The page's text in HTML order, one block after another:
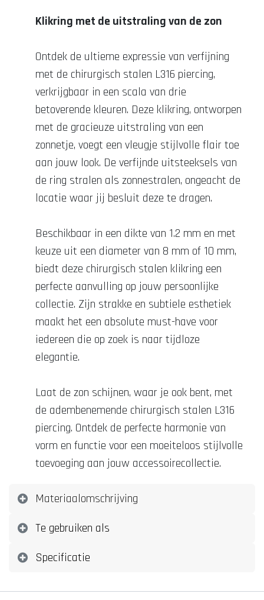
Klikring met de uitstraling van de zon
Ontdek de ultieme expressie van verfijning
met de chirurgisch stalen L316 piercing,
verkrijgbaar in een scala van drie
betoverende kleuren. Deze klikring, ontworpen
met de gracieuze uitstraling van een
zonnetje, voegt een vleugje stijlvolle flair toe
aan jouw look. De verfijnde uitsteeksels van
de ring stralen als zonnestralen, ongeacht de
locatie waar jij besluit deze te dragen.
Beschikbaar in een dikte van 1.2 mm en met
keuze uit een diameter van 8 mm of 10 mm,
biedt deze chirurgisch stalen klikring een
perfecte aanvulling op jouw persoonlijke
collectie. Zijn strakke en subtiele esthetiek
maakt het een absolute must-have voor
iedereen die op zoek is naar tijdloze
elegantie.
Laat de zon schijnen, waar je ook bent, met
de adembenemende chirurgisch stalen L316
piercing. Ontdek de perfecte harmonie van
vorm en functie voor een moeiteloos stijlvolle
toevoeging aan jouw accessoirecollectie.
Materiaalomschrijving
Te gebruiken als
Specificatie